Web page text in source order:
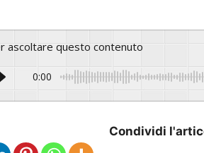
ascoltare questo contenuto
0:00
Condividi